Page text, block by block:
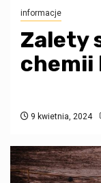
informacje
Zalety
chemii
9 kwietnia, 2024